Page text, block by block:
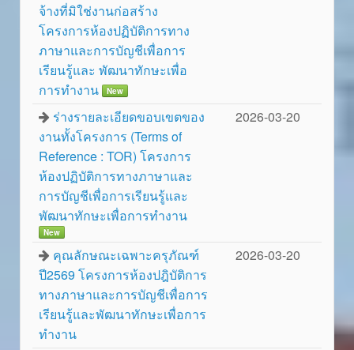
จ้างที่มิใช่งานก่อสร้าง
โครงการห้องปฏิบัติการทาง
ภาษาและการบัญชีเพื่อการ
เรียนรู้และ พัฒนาทักษะเพื่อ
การทำงาน
New
ร่างรายละเอียดขอบเขตของ
งานทั้งโครงการ (Terms of
Reference : TOR) โครงการ
ห้องปฏิบัติการทางภาษาและ
การบัญชีเพื่อการเรียนรู้และ
พัฒนาทักษะเพื่อการทำงาน
New
2026-03-20
คุณลักษณะเฉพาะครุภัณฑ์
ปี2569 โครงการห้องปฎิบัติการ
ทางภาษาและการบัญชีเพื่อการ
เรียนรู้และพัฒนาทักษะเพื่อการ
ทำงาน
2026-03-20